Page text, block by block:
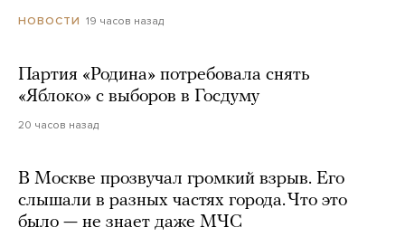
НОВОСТИ 19 часов назад
Партия «Родина» потребовала снять
«Яблоко» с выборов в Госдуму
20 часов назад
В Москве прозвучал громкий взрыв. Его
слышали в разных частях города. Что это
было — не знает даже МЧС